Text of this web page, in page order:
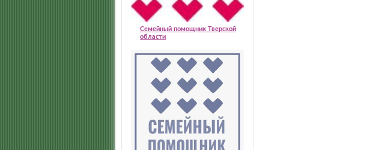
Семейный помощник Тверской
области